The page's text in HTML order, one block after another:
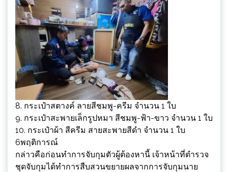
8. กระเป๋าสตางค์ ลายสีชมพู-ครีม จำนวน 1 ใบ
9. กระเป๋าสะพายเล็กรูปหมา สีชมพู-ฟ้า-ขาว จำนวน 1 ใบ
10. กระเป๋าผ้า สีครีม สายสะพายสีดำ จำนวน 1 ใบ
6พฤติการณ์
กล่าวคือก่อนทำการจับกุมตัวผู้ต้องหานี้ เจ้าหน้าที่ตำรวจ
ชุดจับกุมได้ทำการสืบสวนขยายผลจากการจับกุมนาย